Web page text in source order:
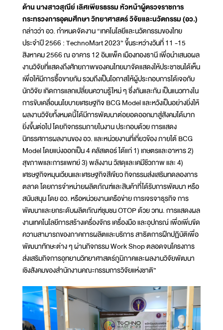
ด้าน นางสาวสุณีย์ เลิศเพียรธรรม หัวหน้าผู้ตรวจราชการ
กระทรวงการอุดมศึกษา วิทยาศาสตร์ วิจัยและนวัตกรรม (อว.)
กล่าวว่า อว. กำหนดจัดงาน “เทคโนโลยีและนวัตกรรมของไทย
ประจำปี 2566 : TechnoMart 2023” ขึ้นระหว่างวันที่ 11 -15
สิงหาคม 2566 ณ อาคาร 12 อิมแพ็ค เมืองทองธานี เพื่อนำเสนอผล
งานวิจัยที่แสดงถึงศักยภาพของคนไทยมาจัดแสดงให้ประชาชนได้เห็น
เพื่อให้มีการซื้อขายกัน รวมถึงเป็นโอกาสให้ผู้ประกอบการได้เจอกับ
นักวิจัย เกิดการแลกเปลี่ยนความรู้ใหม่ ๆ ซึ่งกันและกัน เป็นแนวทางใน
การขับเคลื่อนนโยบายเศรษฐกิจ BCG Model และหวังเป็นอย่างยิ่งให้
ผลงานวิจัยทั้งหมดนี้ได้มีการพัฒนาต่อยอดออกมาสู่สังคมได้มาก
ยิ่งขึ้นต่อไป โดยกิจกรรมภายในงาน ประกอบด้วย การแสดง
นิทรรศการผลงานของ อว. และหน่วยงานที่เกี่ยวข้อง ภายใต้ BCG
Model โดยแบ่งออกเป็น 4 คลัสเตอร์ ได้แก่ 1) เกษตรและอาหาร 2)
สุขภาพและการแพทย์ 3) พลังงาน วัสดุและเคมีชีวภาพ และ 4)
เศรษฐกิจหมุนเวียนและเศรษฐกิจสีเขียว กิจกรรมส่งเสริมทดลองการ
ตลาด โดยการจำหน่ายผลิตภัณฑ์และสินค้าที่ได้รับการพัฒนา หรือ
สนับสนุน โดย อว. หรือหน่วยงานเครือข่าย การเจรจาธุรกิจ การ
พัฒนาและยกระดับผลิตภัณฑ์ชุมชน OTOP ด้วย วทน. การแสดงผล
งานเทคโนโลยีการสร้างเครื่องจักร เครื่องมือ และอุปกรณ์ เพื่อเพิ่มขีด
ความสามารถของภาคการผลิตและบริการ สาธิตการฝึกปฏิบัติเพื่อ
พัฒนาทักษะต่าง ๆ ผ่านกิจกรรม Work Shop ตลอดจนโครงการ
ส่งเสริมกิจการอุทยานวิทยาศาสตร์ภูมิภาคและผลงานวิจัยพัฒนา
เชิงสังคมของสำนักงานคณะกรรมการวิจัยแห่งชาติ”